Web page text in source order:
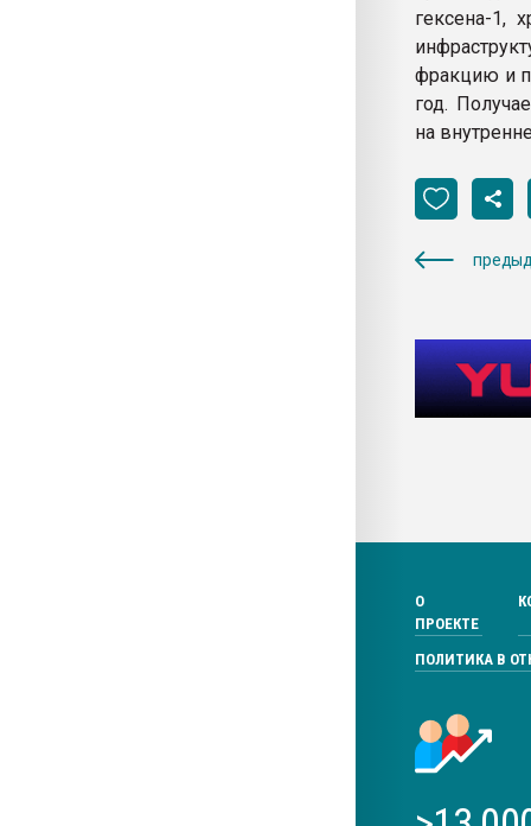
гексена-1,
фракцию и
год.
на
О
ПРОЕКТЕ
ПОЛИТИКА В